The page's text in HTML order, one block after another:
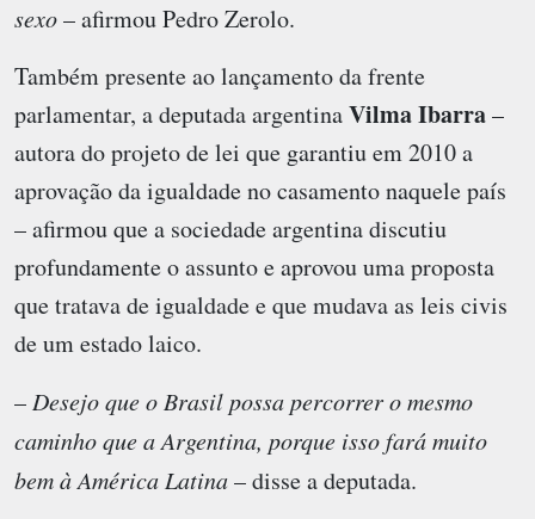
sexo– afirmou Pedro Zerolo.
Também presente ao lançamento da frente
parlamentar, a deputada argentinaVilma Ibarra–
autora do projeto de lei que garantiu em 2010 a
aprovação da igualdade no casamento naquele país
– afirmou que a sociedade argentina discutiu
profundamente o assunto e aprovou uma proposta
que tratava de igualdade e que mudava as leis civis
de um estado laico.
– Desejo que o Brasil possa percorrer o mesmo
caminho que a Argentina, porque isso fará muito
bem à América Latina– disse a deputada.